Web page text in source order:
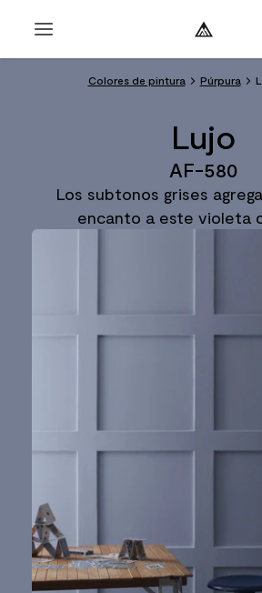
Colores de pintura Púrpura
Lujo
AF-580
Los subtonos grises
encanto a este violeta